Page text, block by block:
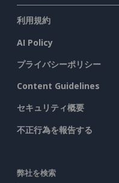
利用規約
AI Policy
プライバシーポリシー
Content Guidelines
セキュリティ概要
不正行為を報告する
弊社を検索